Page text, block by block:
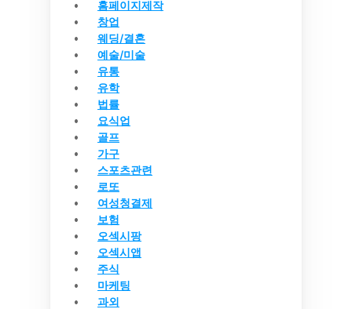
홈페이지제작
창업
웨딩/결혼
예술/미술
유통
유학
법률
요식업
골프
가구
스포츠관련
로또
여성청결제
보험
오섹시팡
오섹시앱
주식
마케팅
과외